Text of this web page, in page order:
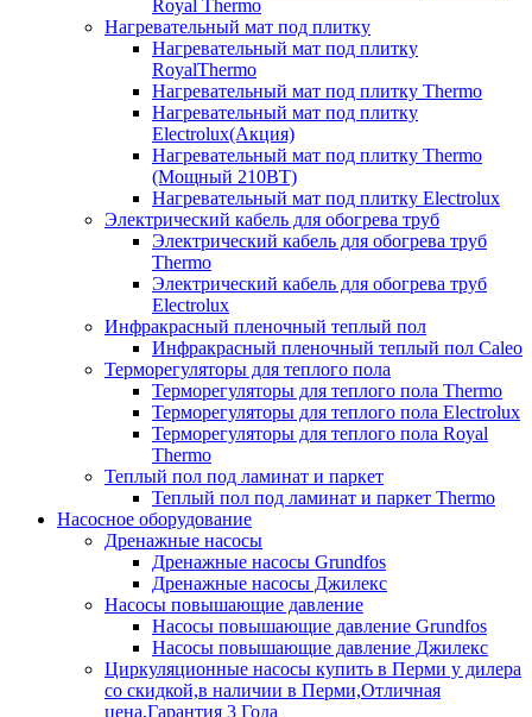
Royal Thermo
Нагревательный мат под плитку
Нагревательный мат под плитку
RoyalThermo
Нагревательный мат под плитку Thermo
Нагревательный мат под плитку
Electrolux(Акция)
Нагревательный мат под плитку Thermo
(Мощный 210ВТ)
Нагревательный мат под плитку Electrolux
Электрический кабель для обогрева труб
Электрический кабель для обогрева труб
Thermo
Электрический кабель для обогрева труб
Electrolux
Инфракрасный пленочный теплый пол
Инфракрасный пленочный теплый пол Caleo
Терморегуляторы для теплого пола
Терморегуляторы для теплого пола Thermo
Терморегуляторы для теплого пола Electrolux
Терморегуляторы для теплого пола Royal
Thermo
Теплый пол под ламинат и паркет
Теплый пол под ламинат и паркет Thermo
Насосное оборудование
Дренажные насосы
Дренажные насосы Grundfos
Дренажные насосы Джилекс
Насосы повышающие давление
Насосы повышающие давление Grundfos
Насосы повышающие давление Джилекс
Циркуляционные насосы купить в Перми у дилера
со скидкой,в наличии в Перми,Отличная
цена,Гарантия 3 Года